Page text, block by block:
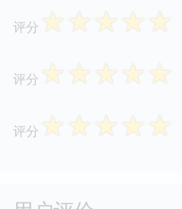
评分 ☆☆☆☆☆
评分 ☆☆☆☆☆
评分 ☆☆☆☆☆